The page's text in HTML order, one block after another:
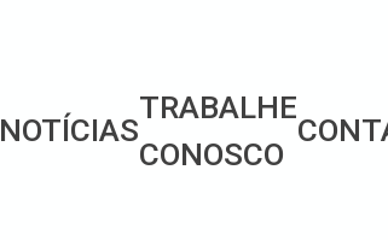
NOTÍCIAS
TRABALHE
CONOSCO